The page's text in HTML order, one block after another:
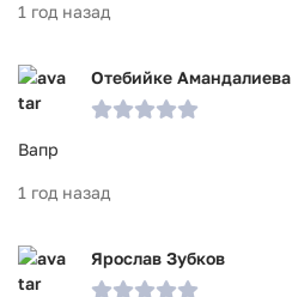
1 год назад
Отебийке Амандалиева
Вапр
1 год назад
Ярослав Зубков